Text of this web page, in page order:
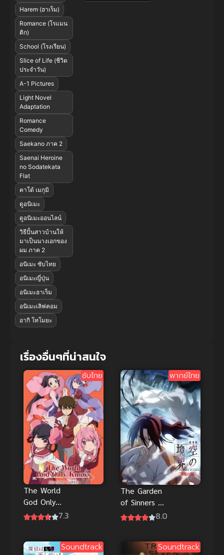
Harem (ฮาเร็ม)
Romance (โรแมน
ติก)
School (โรงเรียน)
Slice of Life (ชีวิต
ประจำวัน)
A-1 Pictures
Light Novel
Adaptation
Romance
Comedy
Saekano ภาค 2
Saenai Heroine
no Sodatekata
Flat
คาโต้ เมกุมิ
ดูอนิเมะ
ดูอนิเมะออนไลน์
วิธีปั้นสาวบ้านให้
มาเป็นนางเอกของ
ผม ภาค 2
อนิเมะ ซับไทย
อนิเมะญี่ปุ่น
อนิเมะฮาเร็ม
อนิเมะเลิฟคอม
อากิ โทโมยะ
เรื่องอื่นๆที่น่าสนใจ
ซับไทย
The World
God Only
Knows เซียน
ฟรี ซับไทย
7.3
พากย์ไทย
The Garden
of Sinners A
Study in
ลำดับสุดท้าย
8.0
Soundtrack Soundtrack